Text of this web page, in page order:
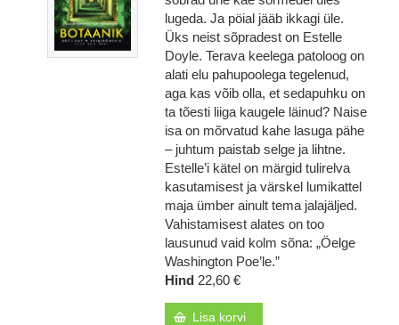
lugeda. Ja pöial jääb ikkagi üle.
Üks neist sõpradest on Estelle
Doyle. Terava keelega patoloog on
alati elu pahupoolega tegelenud,
aga kas võib olla, et sedapuhku on
ta tõesti liiga kaugele läinud? Naise
isa on mõrvatud kahe lasuga pähe
– juhtum paistab selge ja lihtne.
Estelle’i kätel on märgid tulirelva
kasutamisest ja värskel lumikattel
maja ümber ainult tema jalajäljed.
Vahistamisest alates on too
lausunud vaid kolm sõna: „Öelge
Washington Poe’le.”
Hind 22,60 €
Lisa korvi